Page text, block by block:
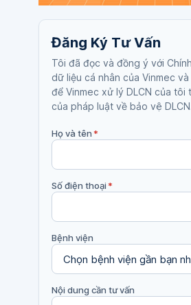
Đăng Ký Tư Vấn
Tôi đã đọc và đồng ý với
dữ liệu cá nhân của Vinmec
để Vinmec xử lý DLCN của tôi
của pháp luật về bảo vệ
Họ và tên*
Số điện thoại*
Bệnh viện
Nội dung cần tư vấn